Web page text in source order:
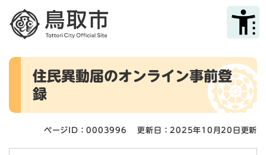
メニューを飛ばして本文へ
本
住民異動届のオンライン事前登
録
ページID：0003996 更新日：2025年10月20日更新